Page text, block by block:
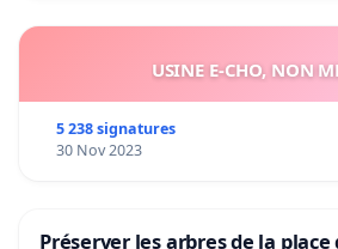
USINE E-CHO, NON
5 238 signatures
30 Nov 2023
Préserver les arbres de la place